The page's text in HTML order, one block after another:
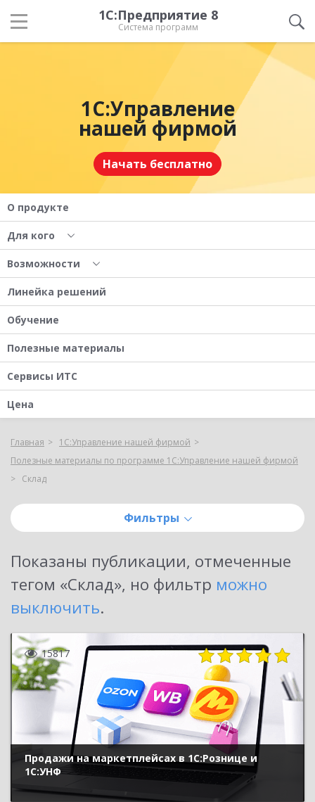
1С:Предприятие 8
Система программ
1С:Управление
нашей фирмой
Начать бесплатно
О продукте
Для кого
Возможности
Линейка решений
Обучение
Полезные материалы
Сервисы ИТС
Цена
Главная
1С:Управление нашей фирмой
Полезные материалы по программе 1С:Управление нашей фирмой
Склад
Фильтры
Показаны публикации, отмеченные
тегом «Склад», но фильтр можно
выключить.
15817
Продажи на маркетплейсах в 1С:Рознице и
1С:УНФ